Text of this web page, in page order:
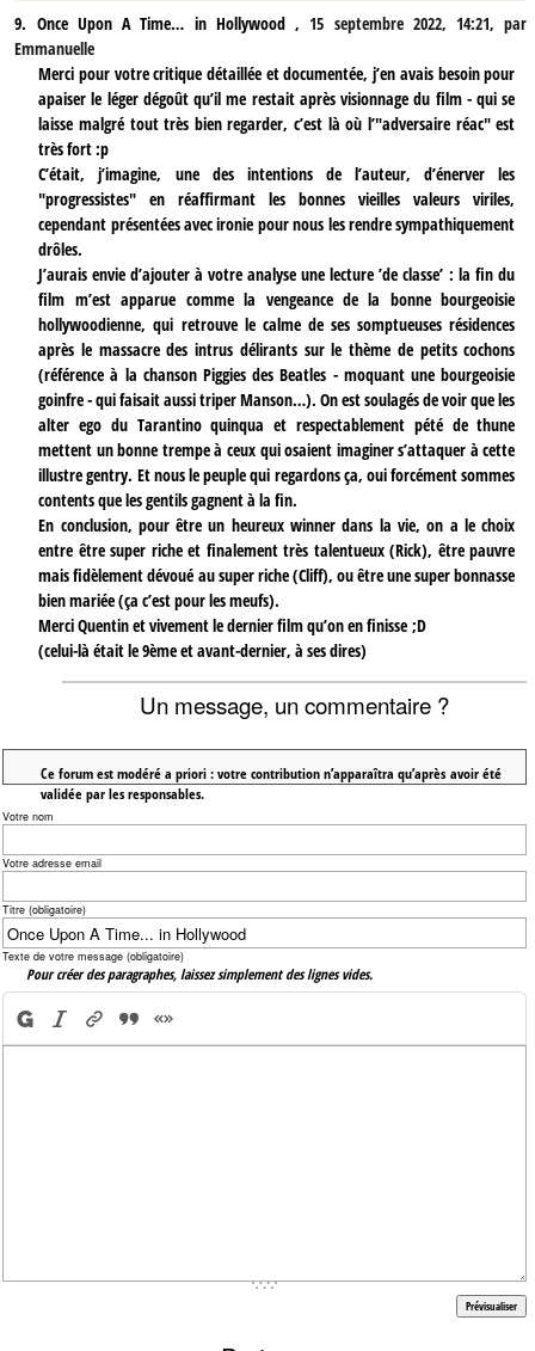
9. Once Upon A Time… in Hollywood ,15 septembre 2022, 14:21,par
Emmanuelle
Merci pour votre critique détaillée et documentée, j’en avais besoin pour
apaiser le léger dégoût qu’il me restait après visionnage du film - qui se
laisse malgré tout très bien regarder, c’est là où l’"adversaire réac" est
très fort :p
C’était, j’imagine, une des intentions de l’auteur, d’énerver les
"progressistes" en réaffirmant les bonnes vieilles valeurs viriles,
cependant présentées avec ironie pour nous les rendre sympathiquement
drôles.
J’aurais envie d’ajouter à votre analyse une lecture ’de classe’ : la fin du
film m’est apparue comme la vengeance de la bonne bourgeoisie
hollywoodienne, qui retrouve le calme de ses somptueuses résidences
après le massacre des intrus délirants sur le thème de petits cochons
(référence à la chanson Piggies des Beatles - moquant une bourgeoisie
goinfre - qui faisait aussi triper Manson…). On est soulagés de voir que les
alter ego du Tarantino quinqua et respectablement pété de thune
mettent un bonne trempe à ceux qui osaient imaginer s’attaquer à cette
illustre gentry. Et nous le peuple qui regardons ça, oui forcément sommes
contents que les gentils gagnent à la fin.
En conclusion, pour être un heureux winner dans la vie, on a le choix
entre être super riche et finalement très talentueux (Rick), être pauvre
mais fidèlement dévoué au super riche (Cliff), ou être une super bonnasse
bien mariée (ça c’est pour les meufs).
Merci Quentin et vivement le dernier film qu’on en finisse ;D
(celui-là était le 9ème et avant-dernier, à ses dires)
Un message, un commentaire ?
Ce forum est modéré a priori : votre contribution n’apparaîtra qu’après avoir été
validée par les responsables.
Votre nom
Votre adresse email
Titre (obligatoire)
Texte de votre message (obligatoire)
Pour créer des paragraphes, laissez simplement des lignes vides.